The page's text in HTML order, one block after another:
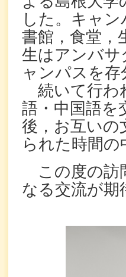
した。キャ
書館，食堂，
生はアンバサ
ャンパスを
続いて行わ
語・中国語を
後，お互いの
られた時間
この度の訪
なる交流が期